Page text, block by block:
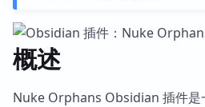
概述
Nuke Orphans Obsidian 插件是